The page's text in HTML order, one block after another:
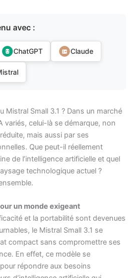
avec :
ChatGPT Claude
Mistral Small 3.1 ? Dans un marché
variés, celui-là se démarque, non
mais aussi par ses
Que peut-il réellement
de l’intelligence artificielle et quel
technologique actuel ?
un monde exigeant
et la portabilité sont devenues
le Mistral Small 3.1 se
compact sans compromettre ses
En effet, ce modèle se
répondre aux besoins